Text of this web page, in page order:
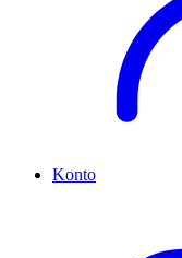
Konto